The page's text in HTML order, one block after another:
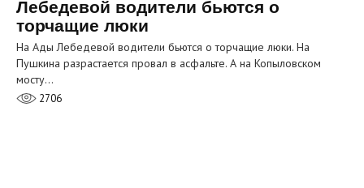
Лебедевой водители бьются о
торчащие люки
На Ады Лебедевой водители бьются о торчащие люки. На
Пушкина разрастается провал в асфальте. А на Копыловском
мосту…
2706